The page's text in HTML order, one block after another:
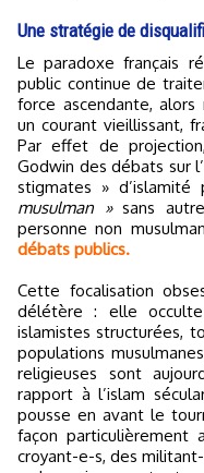
Une stratégie de
Le paradoxe français réside ici dans le fait que le débat
public continue de
force ascendante, alors
un courant vieillissant,
Par effet de
Godwin des débats sur
stigmates »
musulman »sans
personne non
débats publics.
Cette focalisation
délétère : elle
islamistes structurées,
populations
religieuses sont
rapport à l’islam
pousse en avant le
façon particulièrement
croyant-e-s, des